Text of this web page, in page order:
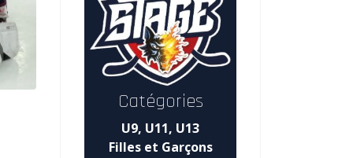
Catégories
U9, U11, U13
Filles et Garçons